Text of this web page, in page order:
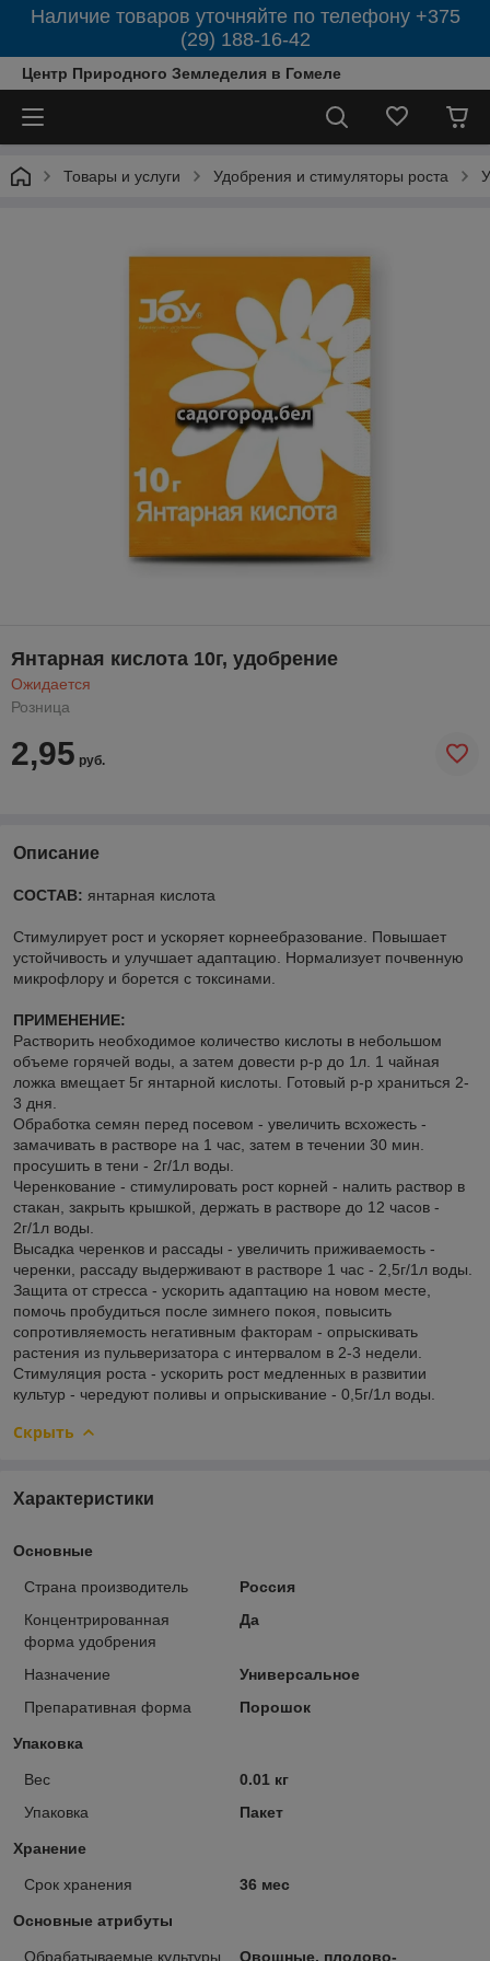
Наличие товаров уточняйте по телефону +375
(29) 188-16-42
Центр Природного Земледелия в Гомеле
Товары и услуги Удобрения и стимуляторы роста
Янтарная кислота 10г, удобрение
Ожидается
Розница
2,95 руб.
Описание
СОСТАВ: янтарная кислота
Стимулирует рост и ускоряет корнеебразование. Повышает
устойчивость и улучшает адаптацию. Нормализует почвенную
микрофлору и борется с токсинами.
ПРИМЕНЕНИЕ:
Растворить необходимое количество кислоты в небольшом
объеме горячей воды, а затем довести р-р до 1л. 1 чайная
ложка вмещает 5г янтарной кислоты. Готовый р-р храниться 2-
3 дня.
Обработка семян перед посевом - увеличить всхожесть -
замачивать в растворе на 1 час, затем в течении 30 мин.
просушить в тени - 2г/1л воды.
Черенкование - стимулировать рост корней - налить раствор в
стакан, закрыть крышкой, держать в растворе до 12 часов -
2г/1л воды.
Высадка черенков и рассады - увеличить приживаемость -
черенки, рассаду выдерживают в растворе 1 час - 2,5г/1л воды.
Защита от стресса - ускорить адаптацию на новом месте,
помочь пробудиться после зимнего покоя, повысить
сопротивляемость негативным факторам - опрыскивать
растения из пульверизатора с интервалом в 2-3 недели.
Стимуляция роста - ускорить рост медленных в развитии
культур - чередуют поливы и опрыскивание - 0,5г/1л воды.
Скрыть
Характеристики
Основные
Страна производитель
Россия
Концентрированная
форма удобрения
Да
Назначение
Универсальное
Препаративная форма
Порошок
Упаковка
Вес
0.01 кг
Упаковка
Пакет
Хранение
Срок хранения 36 мес
Основные атрибуты
Обрабатываемые культуры Овощные, плодово-